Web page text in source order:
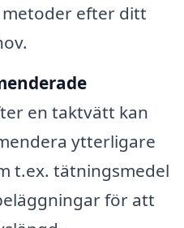
metoder efter ditt
en taktvätt kan
ytterligare
t.ex. tätningsmedel
för att